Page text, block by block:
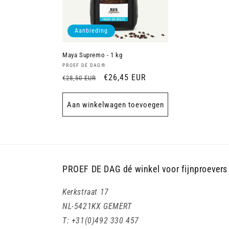
t
i
e
Aanbieding
Maya Supremo - 1 kg
Verkoper:
PROEF DE DAG®
Normale
€28,50 EUR Aanbiedingsprijs
€26,45 EUR
Aan winkelwagen toevoegen
PROEF DE DAG dé winkel voor fijnproevers
Kerkstraat 17
NL-5421KX GEMERT
T: +31(0)492 330 457